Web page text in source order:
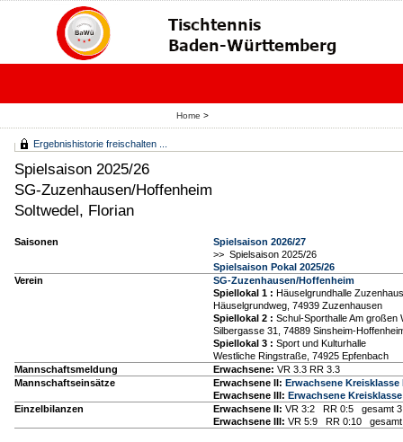
Home >
Ergebnishistorie freischalten ...
Spielsaison 2025/26
SG-Zuzenhausen/Hoffenheim
Soltwedel, Florian
Saisonen
Spielsaison 2026/27
>> Spielsaison 2025/26
Spielsaison Pokal 2025/26
Verein
SG-Zuzenhausen/Hoffenheim
Spiellokal 1 : Häuselgrundhalle
Häuselgrundweg, 74939 Zuzenhausen
Spiellokal 2 : Schul-Sporthalle Am großen
Silbergasse 31, 74889 Sinsheim-
Spiellokal 3 : Sport und Kulturhalle
Westliche Ringstraße, 74925 Epfenbach
Mannschaftsmeldung
Erwachsene: VR 3.3 RR 3.3
Mannschaftseinsätze
Erwachsene II: Erwachsene Kreisklasse
Erwachsene III: Erwachsene
Einzelbilanzen
Erwachsene II: VR 3:2 RR 0:5 gesamt
Erwachsene III: VR 5:9 RR 0:10 gesamt